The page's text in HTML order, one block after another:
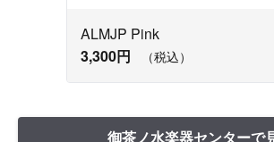
ALMJP Pink
3,300円
（税込）
御茶ノ水楽器センターで